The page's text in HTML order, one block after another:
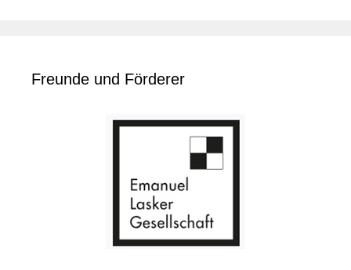
Freunde und Förderer